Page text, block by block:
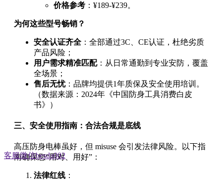
价格参考 ：¥189-¥239。
为何这些型号畅销？
安全认证齐全 ：全部通过3C、CE认证，杜绝劣质
产品风险；
用户需求精准匹配：从日常通勤到专业安防，覆盖
全场景；
售后无忧：品牌均提供1年质保及安全使用培训。
（数据来源：2024年《中国防身工具消费白皮
书》）
三、安全使用指南：合法合规是底线
高压防身电棒虽好，但 misuse 会引发法律风险。以下指
南确保您“用对、用好”：
法律红线 ：
客服微信besda002